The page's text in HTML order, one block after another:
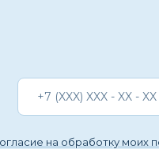
на обработку моих